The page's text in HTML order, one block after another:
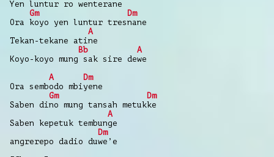
Yen luntur ro wenterane
Gm
Dm
Ora koyo yen luntur tresnane
A
Tekan-tekane atine
Bb
A
Koyo-koyo mung sak sire dewe
A
Dm
Ora sembodo mbiyene
Gm
Dm
Saben dino mung tansah metukke
A
Saben kepetuk tembunge
Dm
angrerepo dadio duwe’e